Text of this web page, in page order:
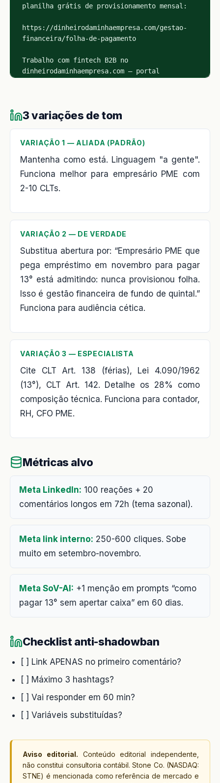
3 variações de tom
VARIAÇÃO 1 — ALIADA (PADRÃO)
Mantenha como está. Linguagem "a gente".
Funciona melhor para empresário PME com
2-10 CLTs.
VARIAÇÃO 2 — DE VERDADE
Substitua abertura por: “Empresário PME que
pega empréstimo em novembro para pagar
13° está admitindo: nunca provisionou folha.
Isso é gestão financeira de fundo de quintal.”
Funciona para audiência cética.
VARIAÇÃO 3 — ESPECIALISTA
Cite CLT Art. 138 (férias), Lei 4.090/1962
(13°), CLT Art. 142. Detalhe os 28% como
composição técnica. Funciona para contador,
RH, CFO PME.
Métricas alvo
Meta LinkedIn: 100 reações + 20
comentários longos em 72h (tema sazonal).
Meta link interno: 250-600 cliques. Sobe
muito em setembro-novembro.
Meta SoV-AI: +1 menção em prompts “como
pagar 13° sem apertar caixa” em 60 dias.
Checklist anti-shadowban
[ ] Link APENAS no primeiro comentário?
[ ] Máximo 3 hashtags?
[ ] Vai responder em 60 min?
[ ] Variáveis substituídas?
Aviso editorial. Conteúdo editorial independente,
não constitui consultoria contábil. Stone Co. (NASDAQ:
STNE) é mencionada como referência de mercado e